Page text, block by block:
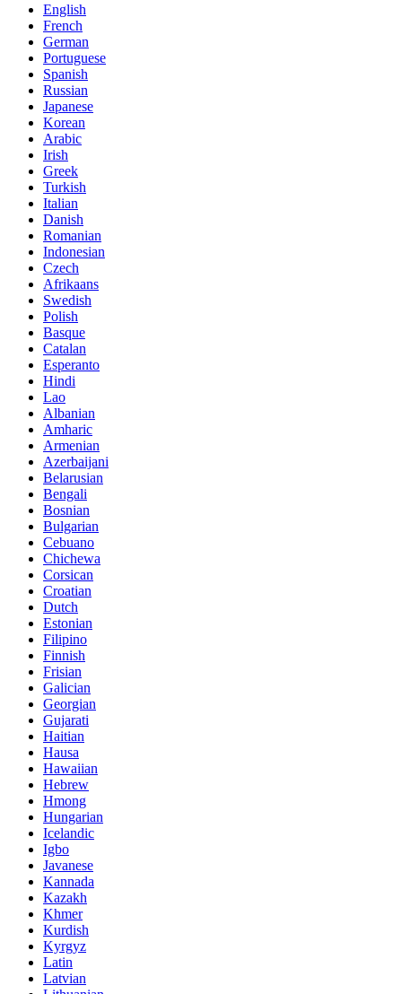
English
French
German
Portuguese
Spanish
Russian
Japanese
Korean
Arabic
Irish
Greek
Turkish
Italian
Danish
Romanian
Indonesian
Czech
Afrikaans
Swedish
Polish
Basque
Catalan
Esperanto
Hindi
Lao
Albanian
Amharic
Armenian
Azerbaijani
Belarusian
Bengali
Bosnian
Bulgarian
Cebuano
Chichewa
Corsican
Croatian
Dutch
Estonian
Filipino
Finnish
Frisian
Galician
Georgian
Gujarati
Haitian
Hausa
Hawaiian
Hebrew
Hmong
Hungarian
Icelandic
Igbo
Javanese
Kannada
Kazakh
Khmer
Kurdish
Kyrgyz
Latin
Latvian